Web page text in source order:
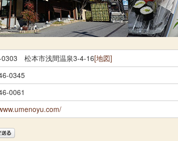
0303 松本市浅間温泉3-4-16[地図]
0345
0061